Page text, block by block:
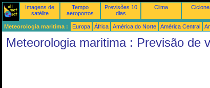
Imagens de
satélite
Tempo
aeroportos
Previsões 10
dias
Clima
Meteorologia maritima : Europa África América do Norte América Central
Meteorologia maritima : Previsão de